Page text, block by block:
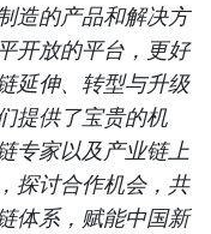
造的产品和解决方
开放的平台，更好
延伸、转型与升级
提供了宝贵的机
专家以及产业链上
探讨合作机会，共
体系，赋能中国新